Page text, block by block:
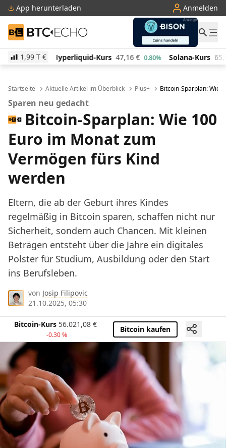
App herunterladen Anmelden
BTC-ECHO
1,99 T €
Kurs 47,16 € 0.80% Solana-Kurs 65,89 € 2.10% TRON-
Startseite Aktuelle Artikel im Überblick Plus+ Bitcoin-Sparplan: Wie
Sparen neu gedacht
Bitcoin-Sparplan: Wie 100
Euro im Monat zum
Vermögen fürs Kind
werden
Eltern, die ab der Geburt ihres Kindes
regelmäßig in Bitcoin sparen, schaffen nicht nur
Sicherheit, sondern auch Chancen. Mit kleinen
Beträgen entsteht über die Jahre ein digitales
Polster für Studium, Ausbildung oder den Start
ins Berufsleben.
von Josip Filipovic
21.10.2025, 05:30
Bitcoin-Kurs 56.021,08 €
-0.30 %
Bitcoin kaufen